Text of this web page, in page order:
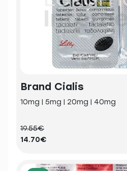
Brand Cialis
10mg | 5mg | 20mg | 40mg
19.55€
14.70€